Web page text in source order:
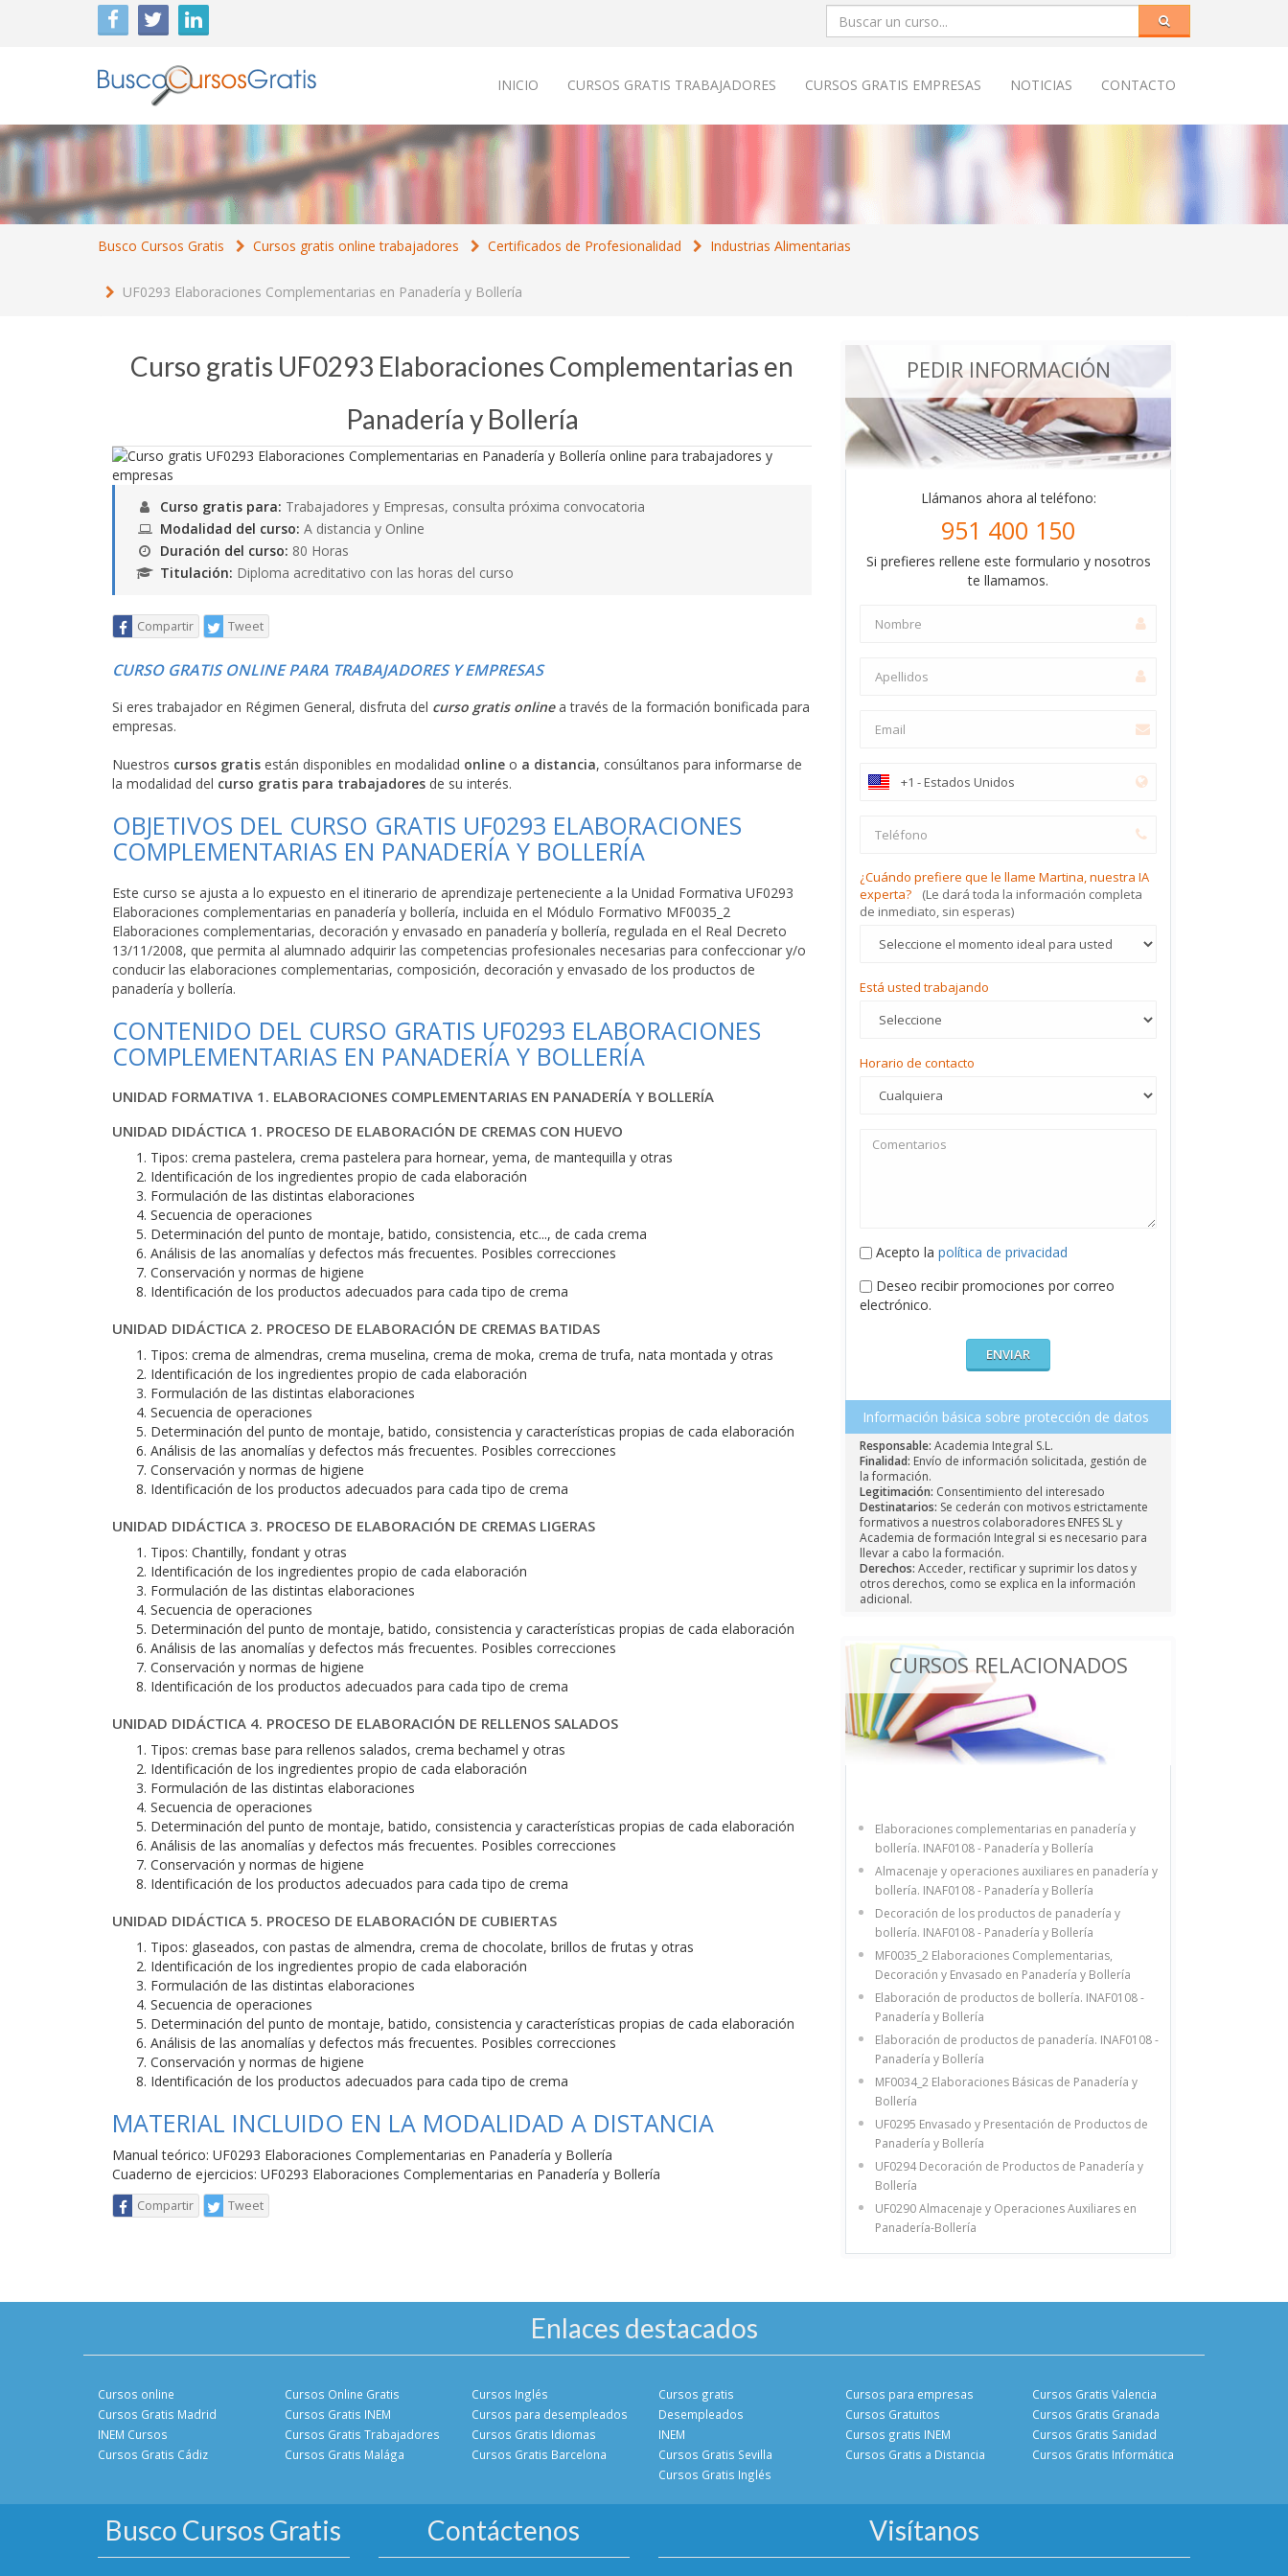
INICIO CURSOS GRATIS TRABAJADORES CURSOS GRATIS EMPRESAS NOTICIAS CONTACTO
Busco Cursos Gratis Cursos gratis online trabajadores Certificados de Profesionalidad Industrias Alimentarias
UF0293 Elaboraciones Complementarias en Panadería y Bollería
Curso gratis UF0293 Elaboraciones Complementarias en
Panadería y Bollería
Curso gratis para: Trabajadores y Empresas, consulta próxima convocatoria
Modalidad del curso: A distancia y Online
Duración del curso: 80 Horas
Titulación: Diploma acreditativo con las horas del curso
Compartir Tweet
CURSO GRATIS ONLINE PARA TRABAJADORES Y EMPRESAS
Si eres trabajador en Régimen General, disfruta del curso gratis onlinea través de la formación bonificada para
empresas.
Nuestros cursos gratis están disponibles en modalidad online o a distancia, consúltanos para informarse de
la modalidad del curso gratis para trabajadores de su interés.
OBJETIVOS DEL CURSO GRATIS UF0293 ELABORACIONES
COMPLEMENTARIAS EN PANADERÍA Y BOLLERÍA
Este curso se ajusta a lo expuesto en el itinerario de aprendizaje perteneciente a la Unidad Formativa UF0293
Elaboraciones complementarias en panadería y bollería, incluida en el Módulo Formativo MF0035_2
Elaboraciones complementarias, decoración y envasado en panadería y bollería, regulada en el Real Decreto
13/11/2008, que permita al alumnado adquirir las competencias profesionales necesarias para confeccionar y/o
conducir las elaboraciones complementarias, composición, decoración y envasado de los productos de
panadería y bollería.
CONTENIDO DEL CURSO GRATIS UF0293 ELABORACIONES
COMPLEMENTARIAS EN PANADERÍA Y BOLLERÍA
UNIDAD FORMATIVA 1. ELABORACIONES COMPLEMENTARIAS EN PANADERÍA Y BOLLERÍA
UNIDAD DIDÁCTICA 1. PROCESO DE ELABORACIÓN DE CREMAS CON HUEVO
Tipos: crema pastelera, crema pastelera para hornear, yema, de mantequilla y otras
Identificación de los ingredientes propio de cada elaboración
Formulación de las distintas elaboraciones
Secuencia de operaciones
Determinación del punto de montaje, batido, consistencia, etc..., de cada crema
Análisis de las anomalías y defectos más frecuentes. Posibles correcciones
Conservación y normas de higiene
Identificación de los productos adecuados para cada tipo de crema
UNIDAD DIDÁCTICA 2. PROCESO DE ELABORACIÓN DE CREMAS BATIDAS
Tipos: crema de almendras, crema muselina, crema de moka, crema de trufa, nata montada y otras
Identificación de los ingredientes propio de cada elaboración
Formulación de las distintas elaboraciones
Secuencia de operaciones
Determinación del punto de montaje, batido, consistencia y características propias de cada elaboración
Análisis de las anomalías y defectos más frecuentes. Posibles correcciones
Conservación y normas de higiene
Identificación de los productos adecuados para cada tipo de crema
UNIDAD DIDÁCTICA 3. PROCESO DE ELABORACIÓN DE CREMAS LIGERAS
Tipos: Chantilly, fondant y otras
Identificación de los ingredientes propio de cada elaboración
Formulación de las distintas elaboraciones
Secuencia de operaciones
Determinación del punto de montaje, batido, consistencia y características propias de cada elaboración
Análisis de las anomalías y defectos más frecuentes. Posibles correcciones
Conservación y normas de higiene
Identificación de los productos adecuados para cada tipo de crema
UNIDAD DIDÁCTICA 4. PROCESO DE ELABORACIÓN DE RELLENOS SALADOS
Tipos: cremas base para rellenos salados, crema bechamel y otras
Identificación de los ingredientes propio de cada elaboración
Formulación de las distintas elaboraciones
Secuencia de operaciones
Determinación del punto de montaje, batido, consistencia y características propias de cada elaboración
Análisis de las anomalías y defectos más frecuentes. Posibles correcciones
Conservación y normas de higiene
Identificación de los productos adecuados para cada tipo de crema
UNIDAD DIDÁCTICA 5. PROCESO DE ELABORACIÓN DE CUBIERTAS
Tipos: glaseados, con pastas de almendra, crema de chocolate, brillos de frutas y otras
Identificación de los ingredientes propio de cada elaboración
Formulación de las distintas elaboraciones
Secuencia de operaciones
Determinación del punto de montaje, batido, consistencia y características propias de cada elaboración
Análisis de las anomalías y defectos más frecuentes. Posibles correcciones
Conservación y normas de higiene
Identificación de los productos adecuados para cada tipo de crema
MATERIAL INCLUIDO EN LA MODALIDAD A DISTANCIA
Manual teórico: UF0293 Elaboraciones Complementarias en Panadería y Bollería
Cuaderno de ejercicios: UF0293 Elaboraciones Complementarias en Panadería y Bollería
Compartir Tweet
PEDIR INFORMACIÓN
Llámanos ahora al teléfono:
951 400 150
Si prefieres rellene este formulario y nosotros
te llamamos.
¿Cuándo prefiere que le llame Martina, nuestra IA
experta?
(Le dará toda la información completa
de inmediato, sin esperas)
Está usted trabajando
Horario de contacto
Acepto la política de privacidad
Deseo recibir promociones por correo
electrónico.
Información básica sobre protección de datos
Responsable: Academia Integral S.L.
Finalidad: Envío de información solicitada, gestión de
la formación.
Legitimación: Consentimiento del interesado
Destinatarios: Se cederán con motivos estrictamente
formativos a nuestros colaboradores ENFES SL y
Academia de formación Integral si es necesario para
llevar a cabo la formación.
Derechos: Acceder, rectificar y suprimir los datos y
otros derechos, como se explica en la información
adicional.
CURSOS RELACIONADOS
Elaboraciones complementarias en panadería y
bollería. INAF0108 - Panadería y Bollería
Almacenaje y operaciones auxiliares en panadería y
bollería. INAF0108 - Panadería y Bollería
Decoración de los productos de panadería y
bollería. INAF0108 - Panadería y Bollería
MF0035_2 Elaboraciones Complementarias,
Decoración y Envasado en Panadería y Bollería
Elaboración de productos de bollería. INAF0108 -
Panadería y Bollería
Elaboración de productos de panadería. INAF0108 -
Panadería y Bollería
MF0034_2 Elaboraciones Básicas de Panadería y
Bollería
UF0295 Envasado y Presentación de Productos de
Panadería y Bollería
UF0294 Decoración de Productos de Panadería y
Bollería
UF0290 Almacenaje y Operaciones Auxiliares en
Panadería-Bollería
Enlaces destacados
Cursos online
Cursos Gratis Madrid
INEM Cursos
Cursos Gratis Cádiz
Cursos Online Gratis
Cursos Gratis INEM
Cursos Gratis Trabajadores
Cursos Gratis Malága
Cursos Inglés
Cursos para desempleados
Cursos Gratis Idiomas
Cursos Gratis Barcelona
Cursos gratis
Desempleados
INEM
Cursos Gratis Sevilla
Cursos Gratis Inglés
Cursos para empresas
Cursos Gratuitos
Cursos gratis INEM
Cursos Gratis a Distancia
Cursos Gratis Valencia
Cursos Gratis Granada
Cursos Gratis Sanidad
Cursos Gratis Informática
Busco Cursos Gratis Contáctenos Visítanos